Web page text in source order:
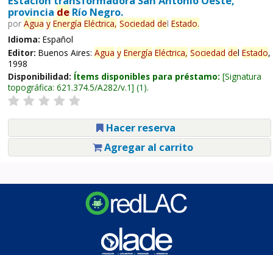
provincia deRío Negro.
por Agua y Energía Eléctrica, Sociedad del Estado.
Idioma: Español
Editor: Buenos Aires: Agua y Energía Eléctrica, Sociedad del Estado,
1998
Disponibilidad: Ítems disponibles para préstamo: Signatura
topográfica: 621.374.5/A282/v.1 (1).
Hacer reserva
Agregar al carrito